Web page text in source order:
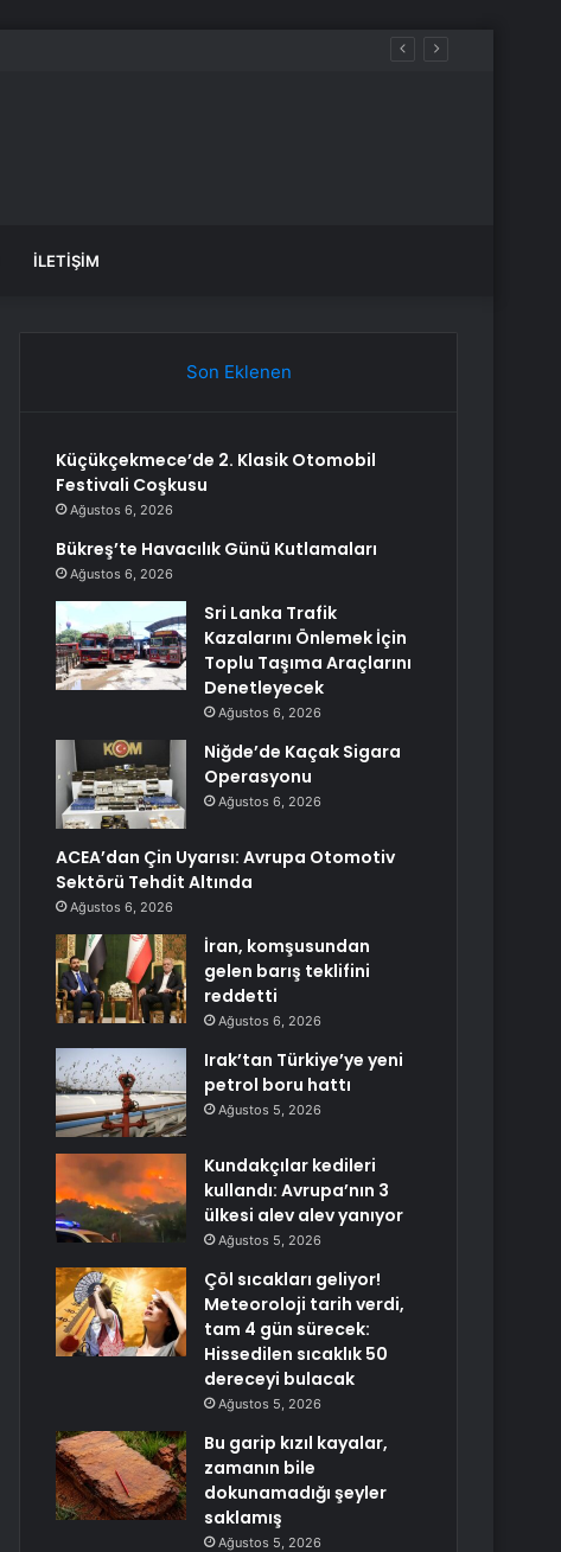
İLETIŞIM
Son Eklenen
Küçükçekmece’de 2. Klasik Otomobil
Festivali Coşkusu
Ağustos 6, 2026
Bükreş’te Havacılık Günü Kutlamaları
Ağustos 6, 2026
Sri Lanka Trafik
Kazalarını Önlemek İçin
Toplu Taşıma Araçlarını
Denetleyecek
Ağustos 6, 2026
Niğde’de Kaçak Sigara
Operasyonu
Ağustos 6, 2026
ACEA’dan Çin Uyarısı: Avrupa Otomotiv
Sektörü Tehdit Altında
Ağustos 6, 2026
İran, komşusundan
gelen barış teklifini
reddetti
Ağustos 6, 2026
Irak’tan Türkiye’ye yeni
petrol boru hattı
Ağustos 5, 2026
Kundakçılar kedileri
kullandı: Avrupa’nın 3
ülkesi alev alev yanıyor
Ağustos 5, 2026
Çöl sıcakları geliyor!
Meteoroloji tarih verdi,
tam 4 gün sürecek:
Hissedilen sıcaklık 50
dereceyi bulacak
Ağustos 5, 2026
Bu garip kızıl kayalar,
zamanın bile
dokunamadığı şeyler
saklamış
Ağustos 5, 2026